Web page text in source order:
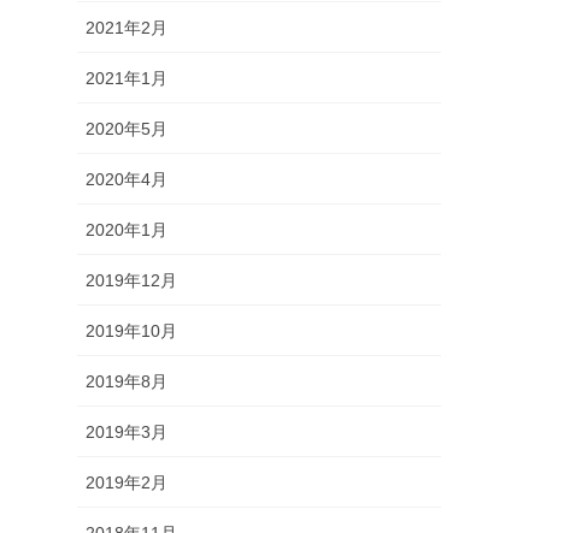
2021年2月
2021年1月
2020年5月
2020年4月
2020年1月
2019年12月
2019年10月
2019年8月
2019年3月
2019年2月